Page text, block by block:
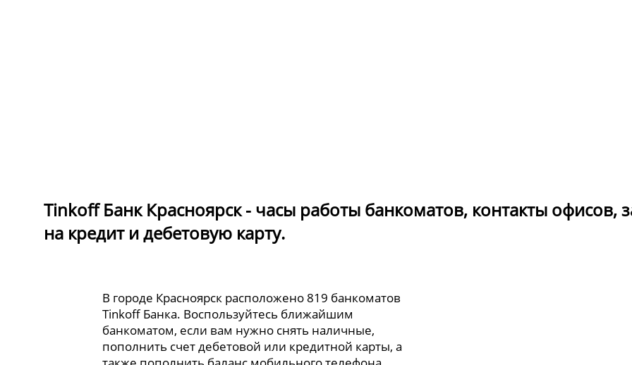
Tinkoff Банк Красноярск - часы работы банкоматов, контакты офисов,
на кредит и дебетовую карту.
В городе Красноярск расположено 819 банкоматов
Tinkoff Банка. Воспользуйтесь ближайшим
банкоматом, если вам нужно снять наличные,
пополнить счет дебетовой или кредитной карты, а